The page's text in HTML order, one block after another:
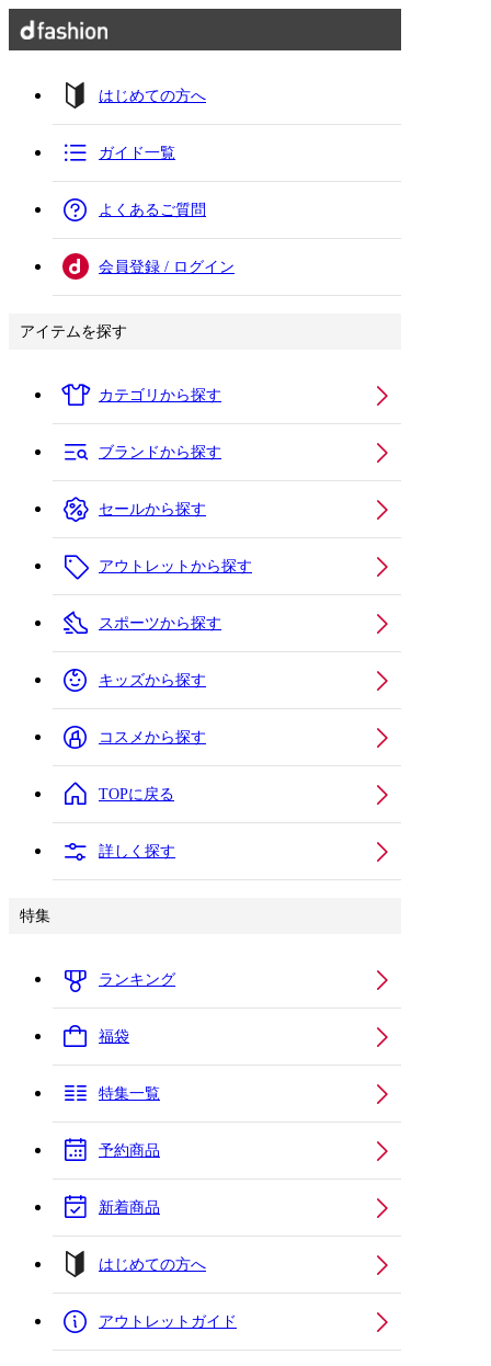
はじめての方へ
ガイド一覧
よくあるご質問
会員登録 / ログイン
アイテムを探す
カテゴリから探す
ブランドから探す
セールから探す
アウトレットから探す
スポーツから探す
キッズから探す
コスメから探す
TOPに戻る
詳しく探す
特集
ランキング
福袋
特集一覧
予約商品
新着商品
はじめての方へ
アウトレットガイド